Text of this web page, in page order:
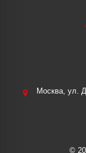
Москва, ул.
©